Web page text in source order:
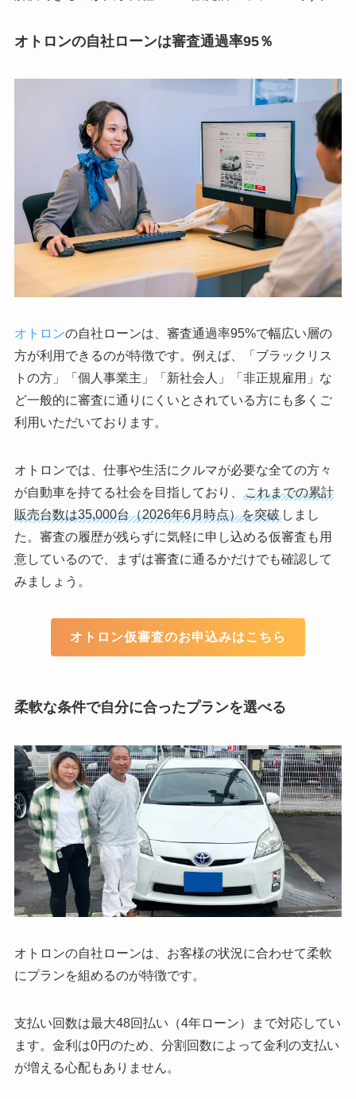
オトロンの自社ローンは審査通過率95％
オトロンの自社ローンは、審査通過率95%で幅広い層の
方が利用できるのが特徴です。例えば、「ブラックリス
トの方」「個人事業主」「新社会人」「非正規雇用」な
ど一般的に審査に通りにくいとされている方にも多くご
利用いただいております。
オトロンでは、仕事や生活にクルマが必要な全ての方々
が自動車を持てる社会を目指しており、
これまでの累計
販売台数は35,000台（2026年6月時点）を突破しまし
た。審査の履歴が残らずに気軽に申し込める仮審査も用
意しているので、まずは審査に通るかだけでも確認して
みましょう。
オトロン仮審査のお申込みはこちら
柔軟な条件で自分に合ったプランを選べる
オトロンの自社ローンは、お客様の状況に合わせて柔軟
にプランを組めるのが特徴です。
支払い回数は最大48回払い（4年ローン）まで対応してい
ます。金利は0円のため、分割回数によって金利の支払い
が増える心配もありません。